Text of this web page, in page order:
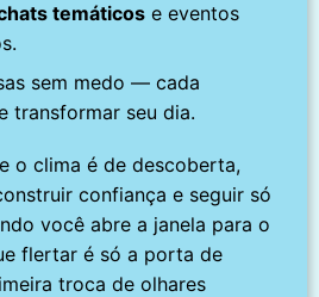
temáticos e eventos
sem medo — cada
transformar seu dia.
o clima é de descoberta,
confiança e seguir só
você abre a janela para o
flertar é só a porta de
troca de olhares